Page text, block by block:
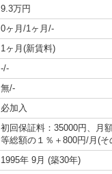
9.3万円
0ヶ月/1ヶ月/-
1ヶ月(新賃料)
-/-
無/-
必加入
初回保証料：35000円、月
等総額の１％＋800円/月(
1995年 9月 (築30年)